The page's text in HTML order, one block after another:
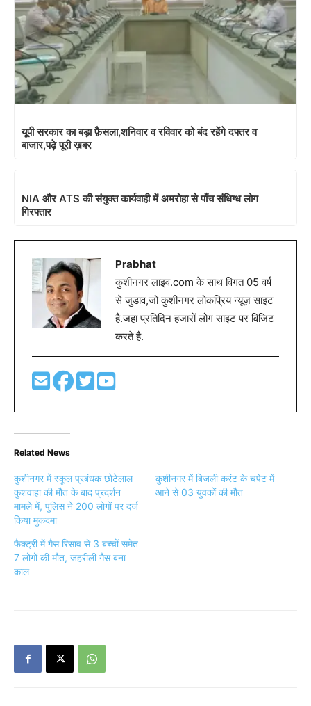
यूपी सरकार का बड़ा फ़ैसला,शनिवार व रविवार को बंद रहेंगे दफ्तर व
बाजार,पढ़े पूरी ख़बर
NIA और ATS की संयुक्त कार्यवाही में अमरोहा से पाँच संधिग्ध लोग
गिरफ्तार
Prabhat
कुशीनगर लाइव.com के साथ विगत 05 वर्ष
से जुडाव,जो कुशीनगर लोकप्रिय न्यूज़ साइट
है.जहा प्रतिदिन हजारों लोग साइट पर विजिट
करते है.
Related News
कुशीनगर में स्कूल प्रबंधक छोटेलाल
कुशवाहा की मौत के बाद प्रदर्शन
मामले में, पुलिस ने 200 लोगों पर दर्ज
किया मुकदमा
कुशीनगर में बिजली करंट के चपेट में
आने से 03 युवकों की मौत
फैक्ट्री में गैस रिसाव से 3 बच्चों समेत
7 लोगों की मौत, जहरीली गैस बना
काल